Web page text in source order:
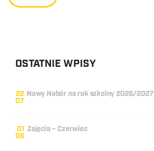
OSTATNIE WPISY
22
07
Nowy Nabór na rok szkolny 2026/2027
01
06
Zajęcia – Czerwiec